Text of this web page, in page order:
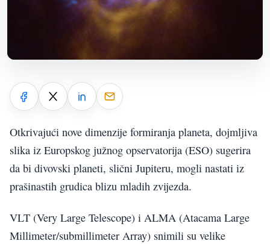
Otkrivajući nove dimenzije formiranja planeta, dojmljiva
slika iz Europskog južnog opservatorija (ESO) sugerira
da bi divovski planeti, slični Jupiteru, mogli nastati iz
prašinastih grudica blizu mladih zvijezda.
VLT (Very Large Telescope) i ALMA (Atacama Large
Millimeter/submillimeter Array) snimili su velike